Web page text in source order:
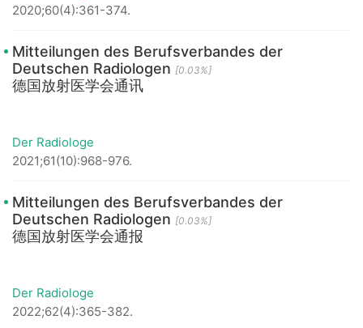
2020;60(4):361-374.
Mitteilungen des Berufsverbandes der
Deutschen Radiologen [0.03%]
德国放射医学会通讯
Der Radiologe
2021;61(10):968-976.
Mitteilungen des Berufsverbandes der
Deutschen Radiologen [0.03%]
德国放射医学会通报
Der Radiologe
2022;62(4):365-382.